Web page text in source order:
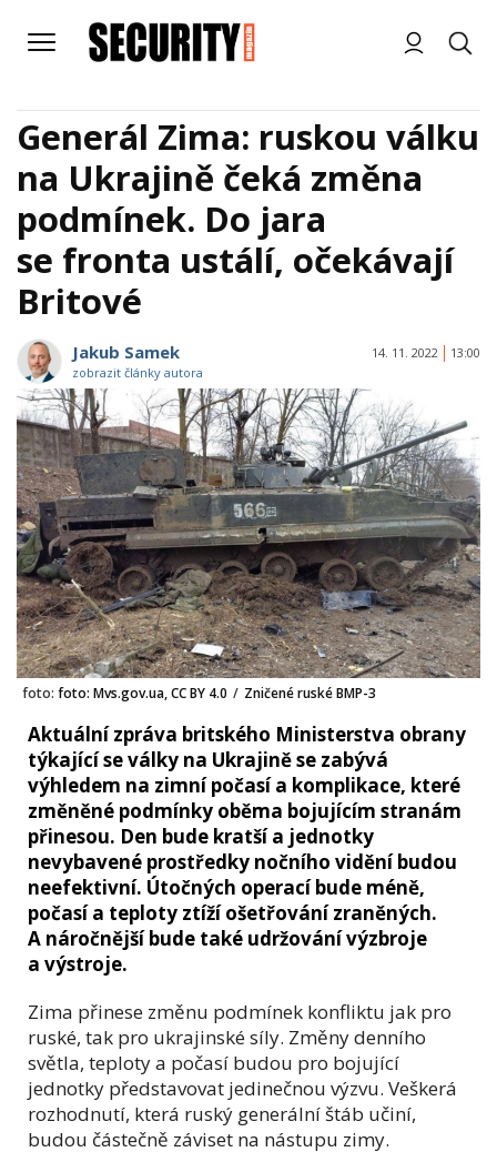
Generál Zima: ruskou válku
na Ukrajině čeká změna
podmínek. Do jara
se fronta ustálí, očekávají
Britové
Jakub Samek
zobrazit články autora
14. 11. 2022 13:00
foto: foto: Mvs.gov.ua, CC BY 4.0 / Zničené ruské BMP-3
Aktuální zpráva britského Ministerstva obrany
týkající se války na Ukrajině se zabývá
výhledem na zimní počasí a komplikace, které
změněné podmínky oběma bojujícím stranám
přinesou. Den bude kratší a jednotky
nevybavené prostředky nočního vidění budou
neefektivní. Útočných operací bude méně,
počasí a teploty ztíží ošetřování zraněných.
A náročnější bude také udržování výzbroje
a výstroje.
Zima přinese změnu podmínek konfliktu jak pro
ruské, tak pro ukrajinské síly. Změny denního
světla, teploty a počasí budou pro bojující
jednotky představovat jedinečnou výzvu. Veškerá
rozhodnutí, která ruský generální štáb učiní,
budou částečně záviset na nástupu zimy.